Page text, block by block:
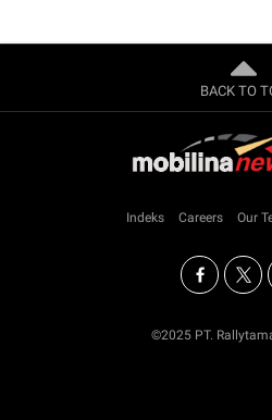
BACK TO
Indeks Careers Our
©2025 PT.